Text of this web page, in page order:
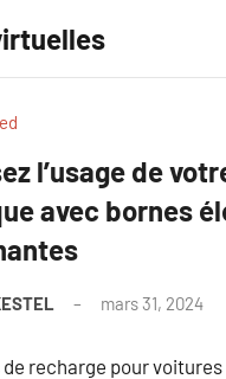
l’usage de
avec bornes
mars 31, 2024
de recharge pour